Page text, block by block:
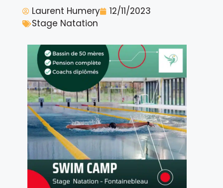
Laurent Humery
12/11/2023
Stage Natation